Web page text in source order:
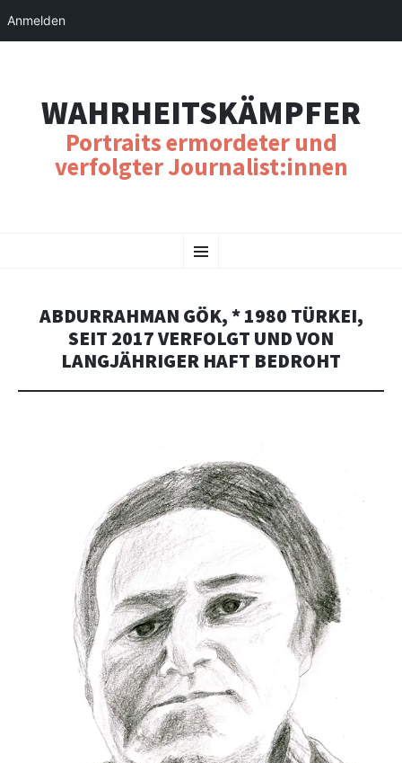
WAHRHEITSKÄMPFER
Portraits ermordeter und
verfolgter Journalist:innen
Menu
TO
ABDURRAHMAN GÖK, * 1980 TÜRKEI,
SEIT 2017 VERFOLGT UND VON
LANGJÄHRIGER HAFT BEDROHT
Anmelden